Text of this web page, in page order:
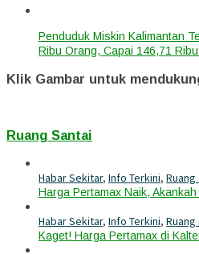
Penduduk Miskin Kalimantan
Ribu Orang, Capai 146,71
Klik Gambar untuk
Ruang Santai
Habar Sekitar, Info Terkini,
Harga Pertamax Naik,
Habar Sekitar, Info Terkini,
Kaget! Harga Pertamax di